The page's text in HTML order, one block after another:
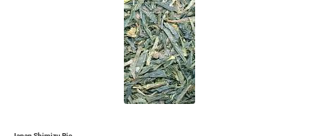
Teemischungen